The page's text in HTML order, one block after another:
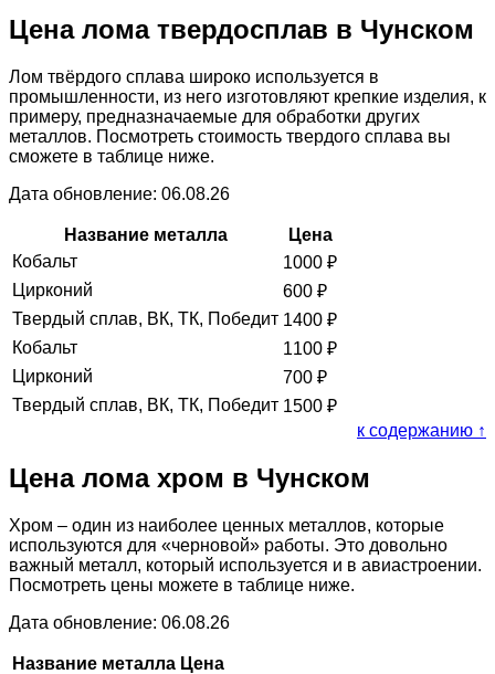
Цена лома твердосплав в Чунском
Лом твёрдого сплава широко используется в
промышленности, из него изготовляют крепкие изделия, к
примеру, предназначаемые для обработки других
металлов. Посмотреть стоимость твердого сплава вы
сможете в таблице ниже.
Дата обновление: 06.08.26
Название металла
Цена
Кобальт
1000 ₽
Цирконий
600 ₽
Твердый сплав, ВК, ТК, Победит 1400 ₽
Кобальт
1100 ₽
Цирконий
700 ₽
Твердый сплав, ВК, ТК, Победит 1500 ₽
к содержанию ↑
Цена лома хром в Чунском
Хром – один из наиболее ценных металлов, которые
используются для «черновой» работы. Это довольно
важный металл, который используется и в авиастроении.
Посмотреть цены можете в таблице ниже.
Дата обновление: 06.08.26
Название металла Цена